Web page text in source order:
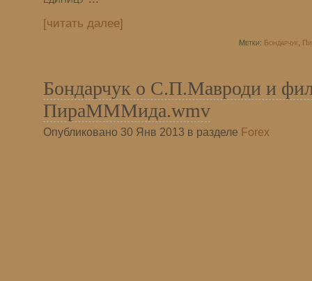
[читать далее]
Метки: Бондарчук
Бондарчук о С.П.Мавроди и
ПираМММида.wmv
Опубликовано 30 Янв 2013 в разделе Forex